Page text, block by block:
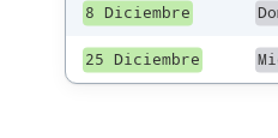
8 Diciembre
25 Diciembre